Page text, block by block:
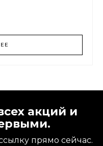
акций и
прямо сейчас.